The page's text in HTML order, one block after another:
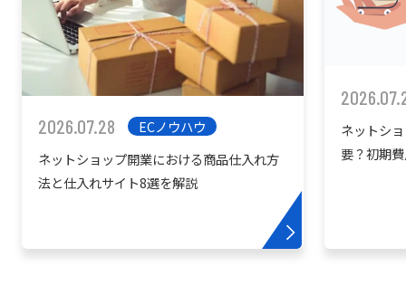
2026.07.28
ECノウハウ
ネットショップ開業における商品仕入れ方
法と仕入れサイト8選を解説
ネットシ
要？初期